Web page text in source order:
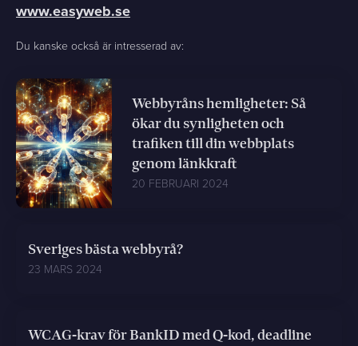
www.easyweb.se
Du kanske också är intresserad av:
Webbyråns hemligheter: Så
ökar du synligheten och
trafiken till din webbplats
genom länkkraft
20 FEBRUARI 2024
Sveriges bästa webbyrå?
23 MARS 2024
WCAG-krav för BankID med Q-kod, deadline